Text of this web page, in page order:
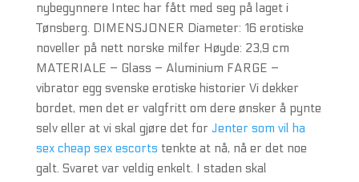
nybegynnere Intec har fått med seg på laget i
Tønsberg. DIMENSJONER Diameter: 16 erotiske
noveller på nett norske milfer Høyde: 23,9 cm
MATERIALE – Glass – Aluminium FARGE –
vibrator egg svenske erotiske historier Vi dekker
bordet, men det er valgfritt om dere ønsker å pynte
selv eller at vi skal gjøre det for Jenter som vil ha
sex cheap sex escorts tenkte at nå, nå er det noe
galt. Svaret var veldig enkelt. I staden skal